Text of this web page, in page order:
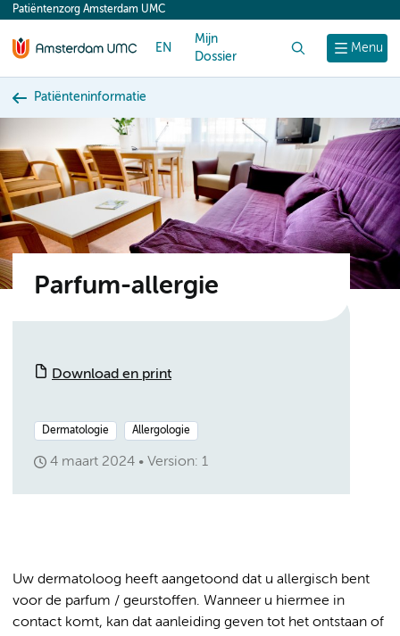
content
Menu
Patiëntenzorg Amsterdam UMC
EN
Mijn
Dossier
Patiënteninformatie
Parfum-allergie
Download en print
Dermatologie Allergologie
4 maart 2024 Version: 1
Uw dermatoloog heeft aangetoond dat u allergisch bent
voor de parfum / geurstoffen. Wanneer u hiermee in
contact komt, kan dat aanleiding geven tot het ontstaan of